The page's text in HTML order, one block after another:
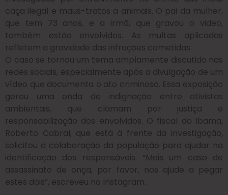
caça ilegal e maus-tratos a animais. O pai da mulher,
que tem 73 anos, e a irmã, que gravou o video,
também estão envolvidos. As multas aplicadas
refletem a gravidade das infrações cometidas.
O caso se tornou um tema amplamente discutido nas
redes sociais, especialmente após a divulgação de um
vídeo que documenta o ato criminoso. Essa exposição
gerou uma onda de indignação entre ativistas
ambientais, que clamam por justiça e
responsabilização dos envolvidos. O fiscal do Ibama,
Roberto Cabral, que está à frente da investigação,
solicitou a colaboração da população para ajudar na
identificação dos responsáveis. “Mais um caso de
assassinato de onça, por favor, nos ajude a pegar
estes dois”, escreveu no Instagram.